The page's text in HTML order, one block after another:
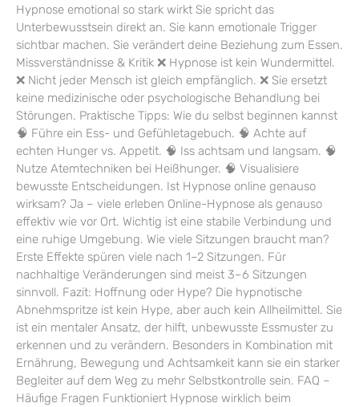
Hypnose emotional so stark wirkt Sie spricht das
Unterbewusstsein direkt an. Sie kann emotionale Trigger
sichtbar machen. Sie verändert deine Beziehung zum Essen.
Missverständnisse & Kritik ❌ Hypnose ist kein Wundermittel.
❌ Nicht jeder Mensch ist gleich empfänglich. ❌ Sie ersetzt
keine medizinische oder psychologische Behandlung bei
Störungen. Praktische Tipps: Wie du selbst beginnen kannst
🧠 Führe ein Ess- und Gefühletagebuch. 🧠 Achte auf
echten Hunger vs. Appetit. 🧠 Iss achtsam und langsam. 🧠
Nutze Atemtechniken bei Heißhunger. 🧠 Visualisiere
bewusste Entscheidungen. Ist Hypnose online genauso
wirksam? Ja – viele erleben Online-Hypnose als genauso
effektiv wie vor Ort. Wichtig ist eine stabile Verbindung und
eine ruhige Umgebung. Wie viele Sitzungen braucht man?
Erste Effekte spüren viele nach 1–2 Sitzungen. Für
nachhaltige Veränderungen sind meist 3–6 Sitzungen
sinnvoll. Fazit: Hoffnung oder Hype? Die hypnotische
Abnehmspritze ist kein Hype, aber auch kein Allheilmittel. Sie
ist ein mentaler Ansatz, der hilft, unbewusste Essmuster zu
erkennen und zu verändern. Besonders in Kombination mit
Ernährung, Bewegung und Achtsamkeit kann sie ein starker
Begleiter auf dem Weg zu mehr Selbstkontrolle sein. FAQ –
Häufige Fragen Funktioniert Hypnose wirklich beim